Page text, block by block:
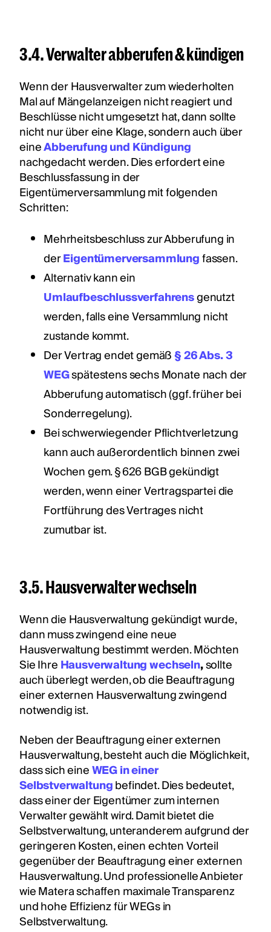
3.4. Verwalter abberufen & kündigen
Wenn der Hausverwalter zum wiederholten
Mal auf Mängelanzeigen nicht reagiert und
Beschlüsse nicht umgesetzt hat, dann sollte
nicht nur über eine Klage, sondern auch über
eineAbberufung und Kündigung
nachgedacht werden. Dies erfordert eine
Beschlussfassung in der
Eigentümerversammlung mit folgenden
Schritten:
Mehrheitsbeschluss zur Abberufung in
derEigentümerversammlungfassen.
Alternativ kann ein
Umlaufbeschlussverfahrensgenutzt
werden, falls eine Versammlung nicht
zustande kommt.
Der Vertrag endet gemäß§ 26 Abs. 3
WEGspätestens sechs Monate nach der
Abberufung automatisch (ggf. früher bei
Sonderregelung).
Bei schwerwiegender Pflichtverletzung
kann auch außerordentlich binnen zwei
Wochen gem. § 626 BGB gekündigt
werden, wenn einer Vertragspartei die
Fortführung des Vertrages nicht
zumutbar ist.
3.5. Hausverwalter wechseln
Wenn die Hausverwaltung gekündigt wurde,
dann muss zwingend eine neue
Hausverwaltung bestimmt werden. Möchten
Sie IhreHausverwaltung wechseln,sollte
auch überlegt werden, ob die Beauftragung
einer externen Hausverwaltung zwingend
notwendig ist.
Neben der Beauftragung einer externen
Hausverwaltung, besteht auch die Möglichkeit,
dass sich eineWEG in einer
Selbstverwaltungbefindet. Dies bedeutet,
dass einer der Eigentümer zum internen
Verwalter gewählt wird. Damit bietet die
Selbstverwaltung, unteranderem aufgrund der
geringeren Kosten, einen echten Vorteil
gegenüber der Beauftragung einer externen
Hausverwaltung. Und professionelle Anbieter
wie Matera schaffen maximale Transparenz
und hohe Effizienz für WEGs in
Selbstverwaltung.